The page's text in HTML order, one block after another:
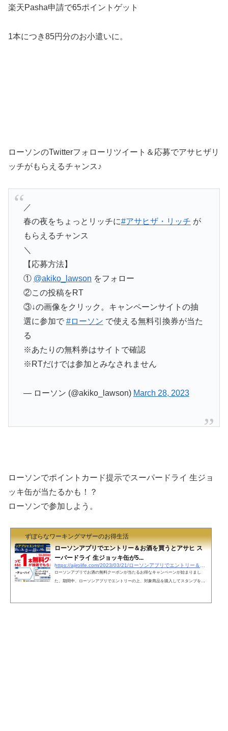
楽天Pasha申請で65ポイントゲット
1本につき85円分のお小遣いに。
ローソンのTwitterフォローリツイート＆応募でアサヒザリ
ッチがもらえるチャンス♪
／
春の夜をちょっとリッチに#アサヒザ・リッチ が
もらえるチャンス
＼
【応募方法】
① @akiko_lawson をフォロー
②この投稿をRT
③↓の画像をクリック。キャンペーンサイトの抽
選に参加で #ローソン で使える無料引換券が当た
る
※あたりの無料券はサイトで確認
※RTだけでは参加とみなされません
— ローソン (@akiko_lawson) March 28, 2023
ローソンでポイントカード提示でスーパードライ 生ジョ
ッキ缶が当たるかも！？
ローソンで参加しよう。
ずぼらなワーキングマザーのお得生活
ローソンアプリでエントリー＆お酒を買うとアサヒ ス
ーパードライ 生ジョッキ缶が5...
https://ajirolife.com/2023/03/21/ローソンアプリでエントリー＆お酒を買うとアサ
ローソンアプリでお酒の無料クーポンが当たるお得なキャンペーンが始まりまし
た。期間中、ローソンアプリでエントリーの上、対象商品を購入してスタンプをた